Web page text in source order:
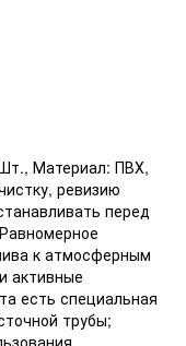
Материал: ПВХ,
ревизию
перед
к атмосферным
активные
есть специальная
трубы;